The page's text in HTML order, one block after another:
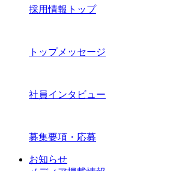
採用情報トップ
トップメッセージ
社員インタビュー
募集要項・応募
お知らせ